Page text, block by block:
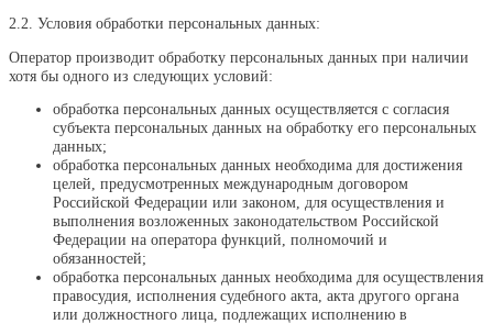
2.2. Условия обработки персональных данных:
Оператор производит обработку персональных данных при наличии
хотя бы одного из следующих условий:
обработка персональных данных осуществляется с согласия
субъекта персональных данных на обработку его персональных
данных;
обработка персональных данных необходима для достижения
целей, предусмотренных международным договором
Российской Федерации или законом, для осуществления и
выполнения возложенных законодательством Российской
Федерации на оператора функций, полномочий и
обязанностей;
обработка персональных данных необходима для осуществления
правосудия, исполнения судебного акта, акта другого органа
или должностного лица, подлежащих исполнению в